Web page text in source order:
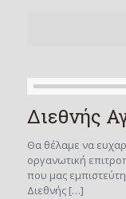
Διεθνής
Θα θέλαμε να
οργανωτική
που μας
Διεθνής[…]